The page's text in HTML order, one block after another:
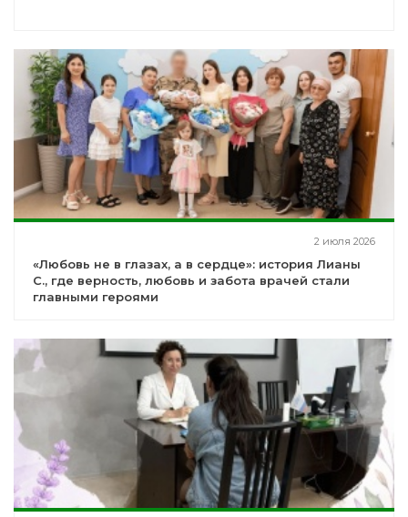
2 июля 2026
«Любовь не в глазах, а в сердце»: история Лианы
С., где верность, любовь и забота врачей стали
главными героями